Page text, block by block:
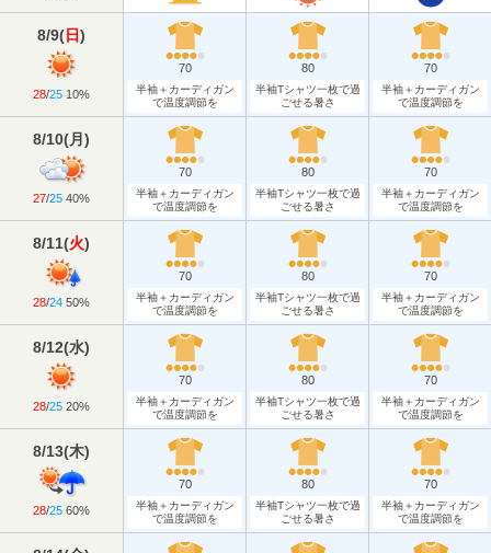
8/9(日)
28/25 10%
70
半袖＋カーディガン
で温度調節を
80
半袖Tシャツ一枚で過
ごせる暑さ
70
半袖＋カーディガン
で温度調節を
8/10(月 )
27/25 40%
70
半袖＋カーディガン
で温度調節を
80
半袖Tシャツ一枚で過
ごせる暑さ
70
半袖＋カーディガン
で温度調節を
8/11(火)
28/24 50%
70
半袖＋カーディガン
で温度調節を
80
半袖Tシャツ一枚で過
ごせる暑さ
70
半袖＋カーディガン
で温度調節を
8/12(水)
28/25 20%
70
半袖＋カーディガン
で温度調節を
80
半袖Tシャツ一枚で過
ごせる暑さ
70
半袖＋カーディガン
で温度調節を
8/13(木)
28/25 60%
70
半袖＋カーディガン
で温度調節を
80
半袖Tシャツ一枚で過
ごせる暑さ
70
半袖＋カーディガン
で温度調節を